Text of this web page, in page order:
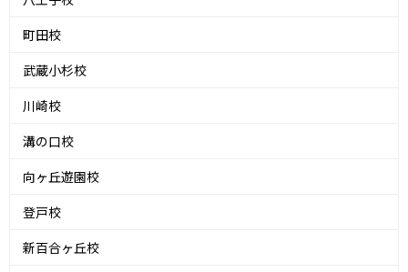
町田校
武蔵小杉校
川崎校
溝の口校
向ヶ丘遊園校
登戸校
新百合ヶ丘校